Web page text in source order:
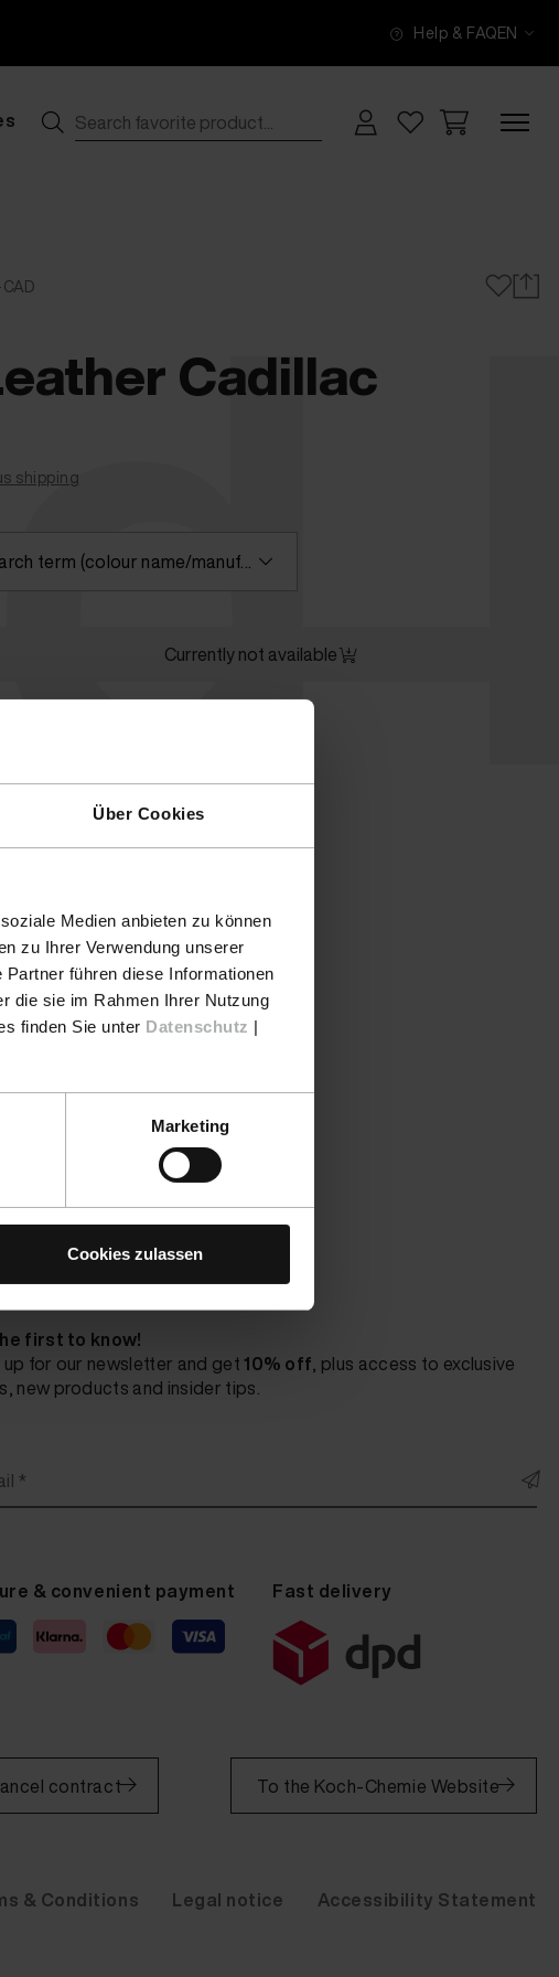
Über Cookies
Medien anbieten zu können
zu Ihrer Verwendung unserer
führen diese Informationen
die sie im Rahmen Ihrer Nutzung
finden Sie unter Datenschutz |
Marketing
Cookies zulassen
Help & FAQEN
Cadillac
shipping
Please enter a search term (colour name/manufacturer) or select a colour
Currently not available
first to know!
up for our newsletter and get10% off, plus access to exclusive
new products and insider tips.
*
& convenient payment Fast delivery
contract To the Koch-Chemie Website
& Conditions Legal notice Accessibility Statement